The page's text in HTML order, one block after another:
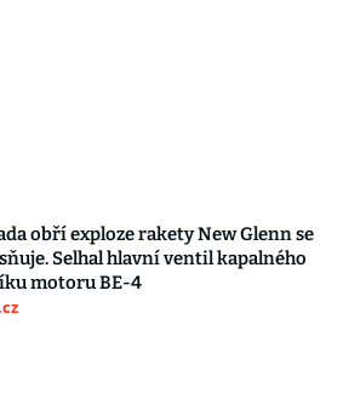
obří exploze rakety New Glenn se
Selhal hlavní ventil kapalného
motoru BE-4